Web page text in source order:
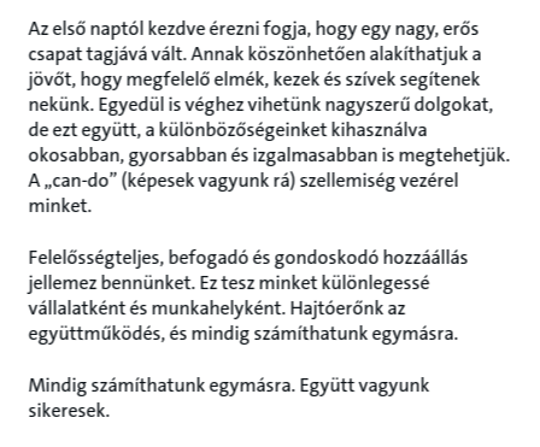
Az első naptól kezdve érezni fogja, hogy egy nagy, erős
csapat tagjává vált. Annak köszönhetően alakíthatjuk a
jövőt, hogy megfelelő elmék, kezek és szívek segítenek
nekünk. Egyedül is véghez vihetünk nagyszerű dolgokat,
de ezt együtt, a különbözőségeinket kihasználva
okosabban, gyorsabban és izgalmasabban is megtehetjük.
A „can-do” (képesek vagyunk rá) szellemiség vezérel
minket.
Felelősségteljes, befogadó és gondoskodó hozzáállás
jellemez bennünket. Ez tesz minket különlegessé
vállalatként és munkahelyként. Hajtóerőnk az
együttműködés, és mindig számíthatunk egymásra.
Mindig számíthatunk egymásra. Együtt vagyunk
sikeresek.